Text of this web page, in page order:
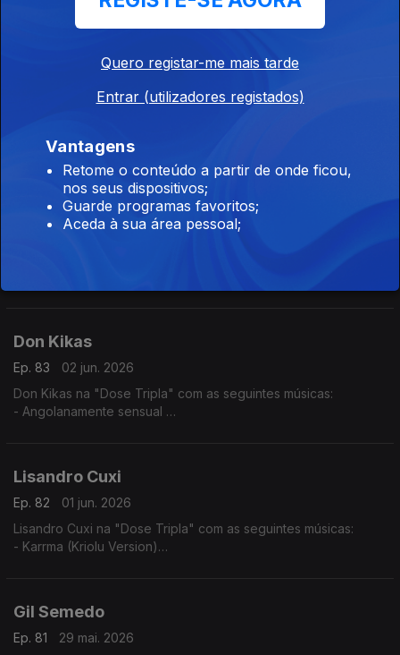
- Algoritmo
04 jun. 2026
- Setembro
- Te Amar (2016)
- Borboleta
Irina Barros
Ep. 84
03 jun. 2026
- Bonito (feat Nelson Freitas)
Don Kikas
Ep. 83
02 jun. 2026
Don Kikas na "Dose Tripla" com as seguintes músicas:
- Angolanamente sensual
Lisandro Cuxi
Ep. 82
01 jun. 2026
Lisandro Cuxi na "Dose Tripla" com as seguintes músicas:
- Karrma (Kriolu Version)
Gil Semedo
Ep. 81
29 mai. 2026
Quero registar-me mais tarde
Entrar (utilizadores registados)
Vantagens
Retome o conteúdo a partir de onde ficou,
nos seus dispositivos;
Guarde programas favoritos;
Aceda à sua área pessoal;